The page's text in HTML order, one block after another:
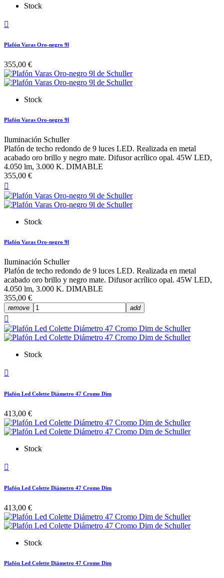
Stock

Plafón Varas Oro-negro 9l
355,00 €
Stock
Plafón Varas Oro-negro 9l
Iluminación Schuller
Plafón de techo redondo de 9 luces LED. Realizada en metal
acabado oro brillo y negro mate. Difusor acrílico opal. 45W LED,
4.050 lm, 3.000 K. DIMABLE
355,00 €

Stock
Plafón Varas Oro-negro 9l
Iluminación Schuller
Plafón de techo redondo de 9 luces LED. Realizada en metal
acabado oro brillo y negro mate. Difusor acrílico opal. 45W LED,
4.050 lm, 3.000 K. DIMABLE
355,00 €
remove add

Stock

Plafón Led Colette Diámetro 47 Cromo Dim
413,00 €
Stock

Plafón Led Colette Diámetro 47 Cromo Dim
413,00 €
Stock
Plafón Led Colette Diámetro 47 Cromo Dim